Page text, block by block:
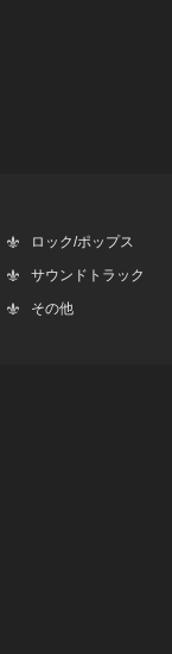
ロック/ポップス
サウンドトラック
その他